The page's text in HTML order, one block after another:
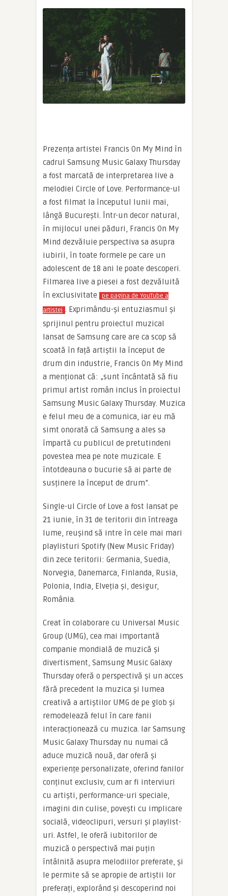
Prezența artistei Francis On My Mind în
cadrul Samsung Music Galaxy Thursday
a fost marcată de interpretarea live a
melodiei Circle of Love. Performance-ul
a fost filmat la începutul lunii mai,
lângă București. Într-un decor natural,
în mijlocul unei păduri, Francis On My
Mind dezvăluie perspectiva sa asupra
iubirii, în toate formele pe care un
adolescent de 18 ani le poate descoperi.
Filmarea live a piesei a fost dezvăluită
în exclusivitate
pe pagina de YouTube a
artistei . Exprimându-și entuziasmul și
sprijinul pentru proiectul muzical
lansat de Samsung care are ca scop să
scoată în față artiștii la început de
drum din industrie, Francis On My Mind
a menționat că: „sunt încântată să fiu
primul artist român inclus în proiectul
Samsung Music Galaxy Thursday. Muzica
e felul meu de a comunica, iar eu mă
simt onorată că Samsung a ales sa
împartă cu publicul de pretutindeni
povestea mea pe note muzicale. E
întotdeauna o bucurie să ai parte de
susținere la început de drum”.
Single-ul Circle of Love a fost lansat pe
21 iunie, în 31 de teritorii din întreaga
lume, reușind să intre în cele mai mari
playlisturi Spotify (New Music Friday)
din zece teritorii: Germania, Suedia,
Norvegia, Danemarca, Finlanda, Rusia,
Polonia, India, Elveția și, desigur,
România.
Creat în colaborare cu Universal Music
Group (UMG), cea mai importantă
companie mondială de muzică și
divertisment, Samsung Music Galaxy
Thursday oferă o perspectivă și un acces
fără precedent la muzica și lumea
creativă a artiștilor UMG de pe glob și
remodelează felul în care fanii
interacționează cu muzica. Iar Samsung
Music Galaxy Thursday nu numai că
aduce muzică nouă, dar oferă și
experiențe personalizate, oferind fanilor
conținut exclusiv, cum ar fi interviuri
cu artiști, performance-uri speciale,
imagini din culise, povești cu implicare
socială, videoclipuri, versuri și playlist-
uri. Astfel, le oferă iubitorilor de
muzică o perspectivă mai puțin
întâlnită asupra melodiilor preferate, și
le permite să se apropie de artiștii lor
preferați, explorând și descoperind noi